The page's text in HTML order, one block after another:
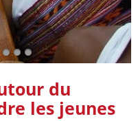
du
les jeunes